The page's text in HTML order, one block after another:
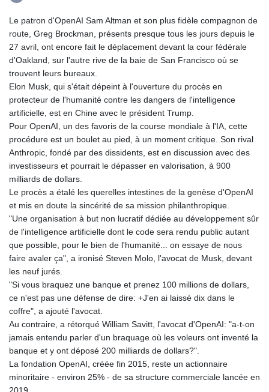
Le patron d'OpenAI Sam Altman et son plus fidèle compagnon de
route, Greg Brockman, présents presque tous les jours depuis le
27 avril, ont encore fait le déplacement devant la cour fédérale
d'Oakland, sur l'autre rive de la baie de San Francisco où se
trouvent leurs bureaux.
Elon Musk, qui s'était dépeint à l'ouverture du procès en
protecteur de l'humanité contre les dangers de l'intelligence
artificielle, est en Chine avec le président Trump.
Pour OpenAI, un des favoris de la course mondiale à l'IA, cette
procédure est un boulet au pied, à un moment critique. Son rival
Anthropic, fondé par des dissidents, est en discussion avec des
investisseurs et pourrait le dépasser en valorisation, à 900
milliards de dollars.
Le procès a étalé les querelles intestines de la genèse d'OpenAI
et mis en doute la sincérité de sa mission philanthropique.
"Une organisation à but non lucratif dédiée au développement sûr
de l'intelligence artificielle dont le code sera rendu public autant
que possible, pour le bien de l'humanité... on essaye de nous
faire avaler ça", a ironisé Steven Molo, l'avocat de Musk, devant
les neuf jurés.
"Si vous braquez une banque et prenez 100 millions de dollars,
ce n'est pas une défense de dire: +J'en ai laissé dix dans le
coffre", a ajouté l'avocat.
Au contraire, a rétorqué William Savitt, l'avocat d'OpenAI: "a-t-on
jamais entendu parler d'un braquage où les voleurs ont inventé la
banque et y ont déposé 200 milliards de dollars?".
La fondation OpenAI, créée fin 2015, reste un actionnaire
minoritaire - environ 25% - de sa structure commerciale lancée en